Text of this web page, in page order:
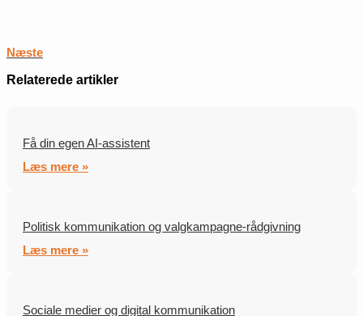
Næste
Relaterede artikler
Få din egen AI-assistent
Læs mere »
Politisk kommunikation og valgkampagne-rådgivning
Læs mere »
Sociale medier og digital kommunikation